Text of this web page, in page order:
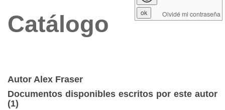
Catálogo
Autor Alex Fraser
Documentos disponibles escritos por este autor
(1)
Olvidé mi contraseña